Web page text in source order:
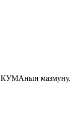
КУМАнын мазмуну.